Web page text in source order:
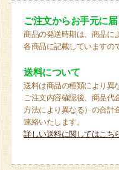
ご注文からお手元に
商品の発送時期は、商品に
各商品に記載していますの
送料について
送料は商品の種類により異
ご注文内容確認後、商品代
方法により異なる）の合計
連絡いたします。
詳しい送料に関してはこち